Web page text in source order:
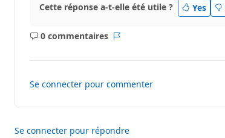
Cette réponse a-t-elle été utile ? Yes
0 commentaires
Aucun
Se connecter pour commenter
Se connecter pour répondre